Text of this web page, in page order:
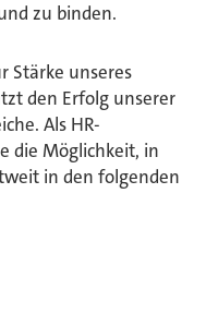
zu binden.
Stärke unseres
den Erfolg unserer
Als HR-
die Möglichkeit, in
in den folgenden